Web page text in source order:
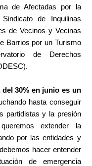
de Afectadas por la
de Inquilinas
de Vecinos y Vecinas
Barrios por un Turismo
de Derechos
30% en junio es un
hasta conseguir
partidistas y la presión
extender la
por las entidades y
hacer entender
de emergencia